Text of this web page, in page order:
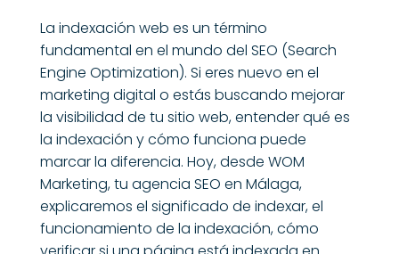
La indexación web es un término
fundamental en el mundo del SEO (Search
Engine Optimization). Si eres nuevo en el
marketing digital o estás buscando mejorar
la visibilidad de tu sitio web, entender qué es
la indexación y cómo funciona puede
marcar la diferencia. Hoy, desde WOM
Marketing, tu agencia SEO en Málaga,
explicaremos el significado de indexar, el
funcionamiento de la indexación, cómo